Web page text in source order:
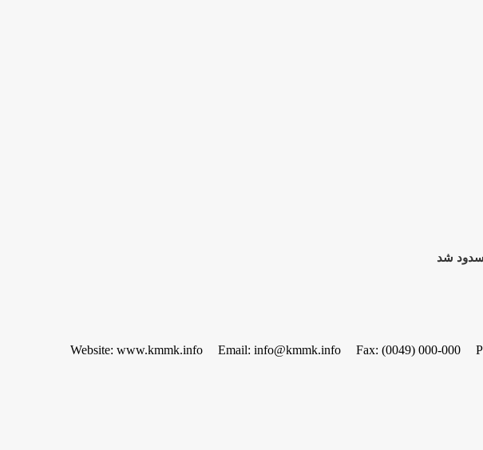
شد
Fax: (0049) 000-000
Email: info@kmmk.info
Website: www.kmmk.info